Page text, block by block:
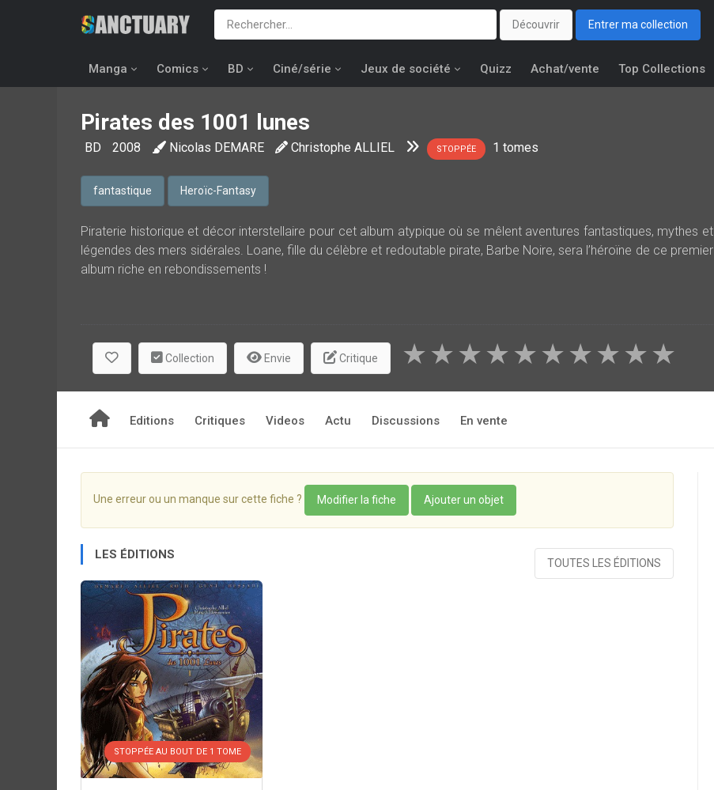
Découvrir Entrer ma collection
Manga Comics BD Ciné/série Jeux de société Quizz Achat/vente Top Collections
Pirates des 1001 lunes
BD 2008 Nicolas DEMARE Christophe ALLIEL STOPPÉE 1 tomes
fantastique Heroïc-Fantasy
Piraterie historique et décor interstellaire pour cet album atypique où se mêlent aventures fantastiques, mythes et
légendes des mers sidérales. Loane, fille du célèbre et redoutable pirate, Barbe Noire, sera l’héroïne de ce premier
album riche en rebondissements !
Collection Envie Critique ★
★
★
★
★
★
★
★
★
★
Editions Critiques Videos Actu Discussions En vente
Une erreur ou un manque sur cette fiche ? Modifier la fiche Ajouter un objet
LES ÉDITIONS
TOUTES LES ÉDITIONS
STOPPÉE AU BOUT DE 1 TOME